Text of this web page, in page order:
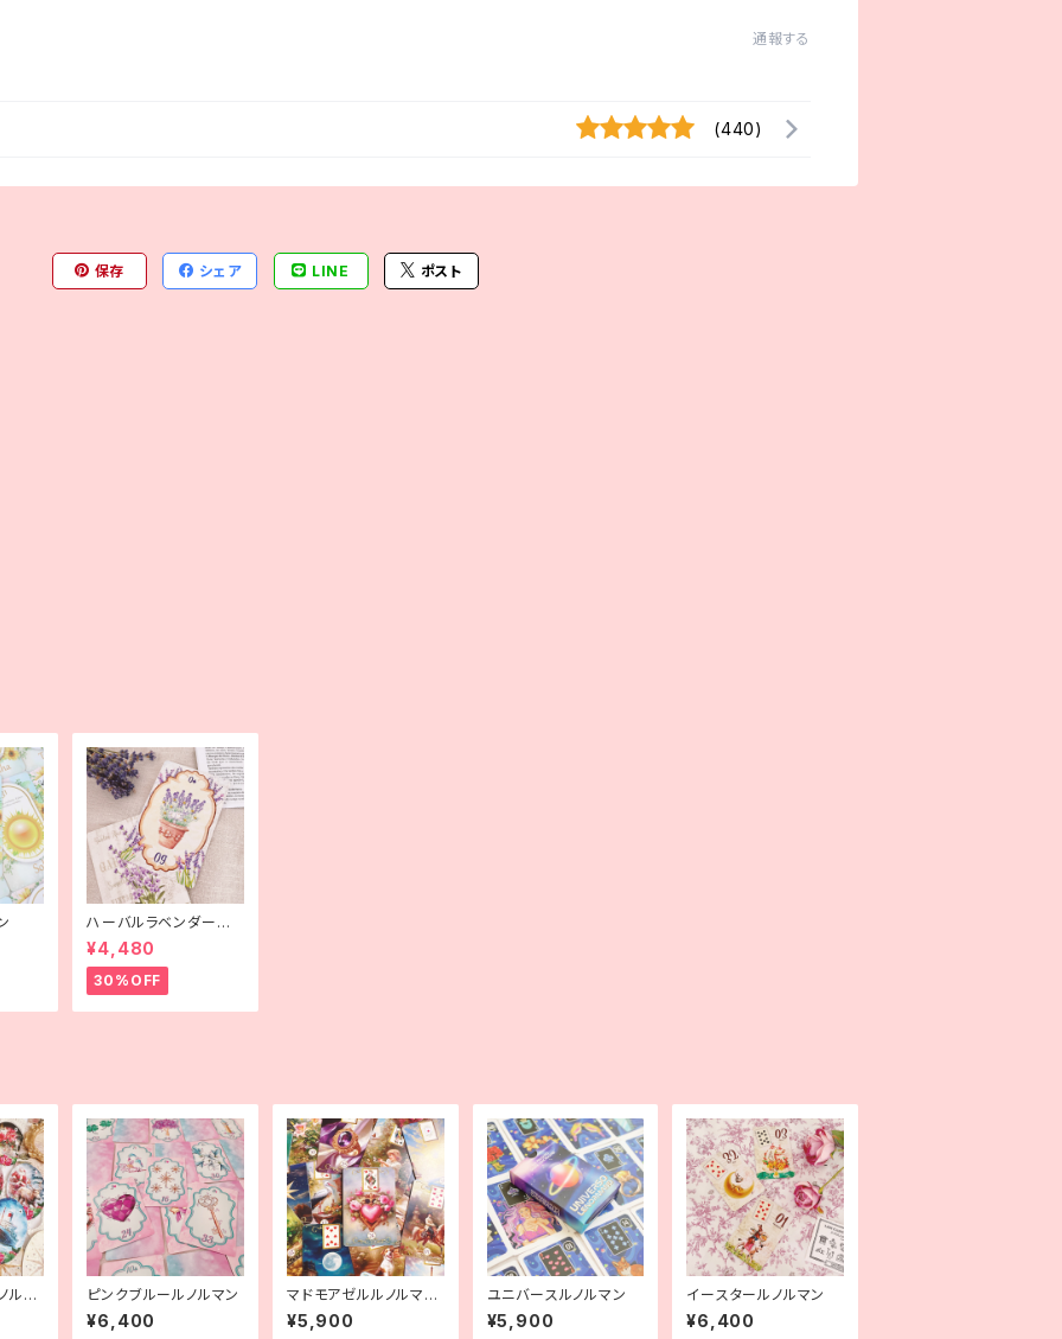
通報する
(440)
保存 シェア LINE ポスト
ハーバルラベンダールノ
ルマン
¥4,480
30%OFF
ルマ ピンクブルールノルマン
¥6,400
マドモアゼルルノルマン
【ミニ】
¥5,900
ユニバースルノルマン
¥5,900
イースタールノルマン
¥6,400